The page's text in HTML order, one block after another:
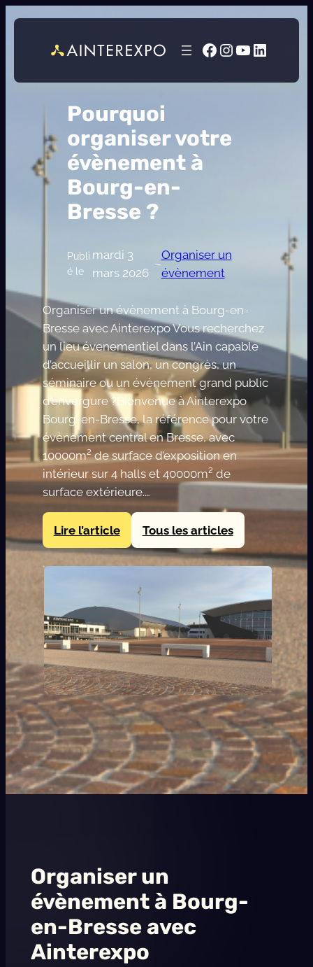
Facebook
Instagram
YouTube
Pourquoi
organiser votre
évènement à
Bourg-en-
Bresse ?
Publi
é le
mardi 3
mars 2026
–
Organiser un
évènement
Organiser un évènement à Bourg-en-
Bresse avec Ainterexpo Vous recherchez
un lieu évenementiel dans l’Ain capable
d’accueillir un salon, un congrès, un
séminaire ou un évènement grand public
d’envergure ?Bienvenue à Ainterexpo
Bourg-en-Bresse, la référence pour votre
évènement central en Bresse, avec
10000m² de surface d’exposition en
intérieur sur 4 halls et 40000m² de
surface extérieure.…
Lire l’article Tous les articles
Organiser un
évènement à Bourg-
en-Bresse avec
Ainterexpo